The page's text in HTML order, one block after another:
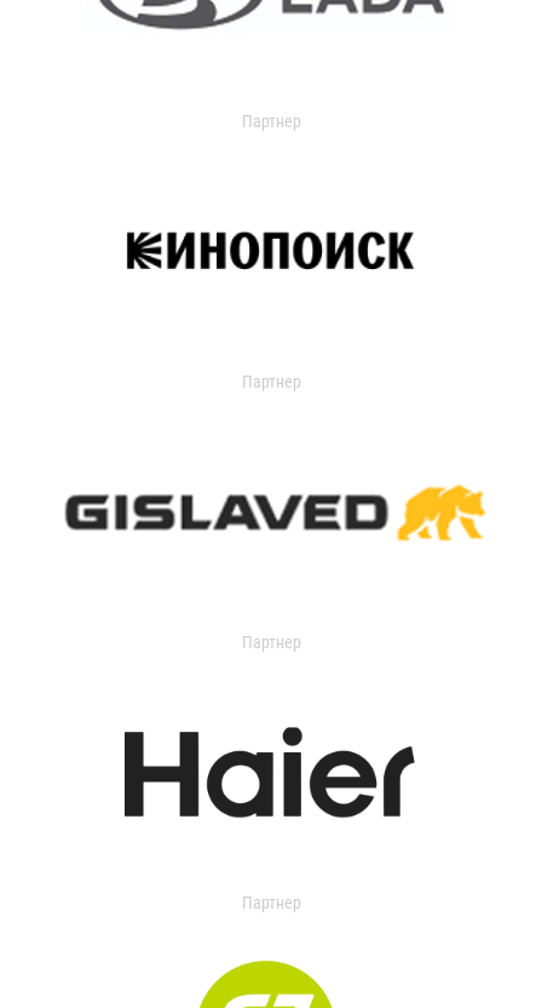
Партнер
Партнер
Партнер
Партнер